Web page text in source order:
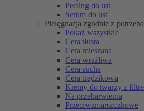
Peeling do ust
Serum do ust
Pielęgnacja zgodnie z
Pokaż wszystkie
Cera tłusta
Cera mieszana
Cera wrażliwa
Cera sucha
Cera trądzikowa
Kremy do twarzy z
Na przebarwienia
Przeciwzmarszczkowe